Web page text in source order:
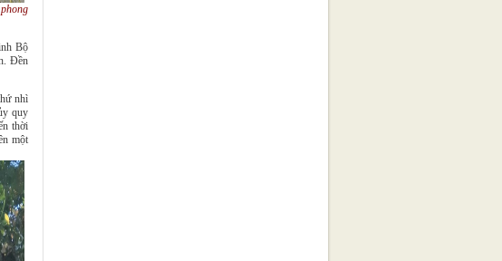
Bộ
Đền
nhì
quy
thời
một